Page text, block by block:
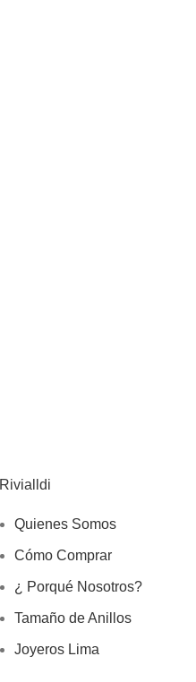
Rivialldi
Quienes Somos
Cómo Comprar
¿ Porqué Nosotros?
Tamaño de Anillos
Joyeros Lima